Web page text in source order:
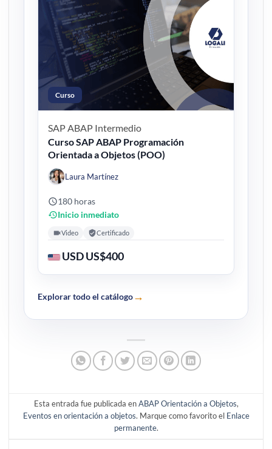
Curso
SAP ABAP Intermedio
Curso SAP ABAP Programación
Orientada a Objetos (POO)
Laura Martínez
180 horas
Inicio inmediato
Video Certificado
USD US$400
Explorar todo el catálogo→
Esta entrada fue publicada enABAP Orientación a Objetos,
Eventos en orientación a objetos. Marque como favorito el Enlace
permanente.